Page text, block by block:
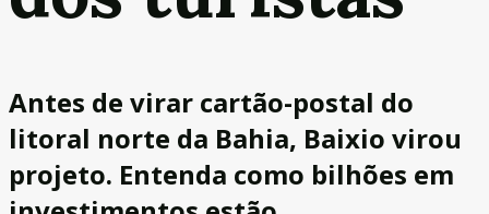
Antes de virar cartão-postal do
litoral norte da Bahia, Baixio virou
projeto. Entenda como bilhões em